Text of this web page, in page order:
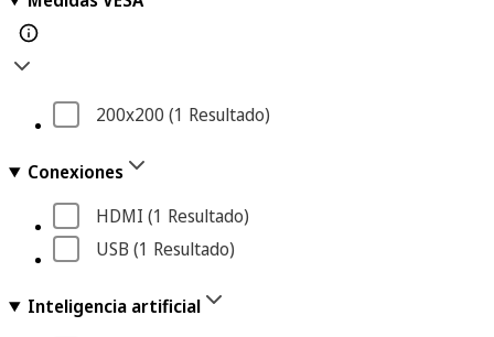
200x200 (1 Resultado)
Conexiones
HDMI (1 Resultado)
USB (1 Resultado)
Inteligencia artificial